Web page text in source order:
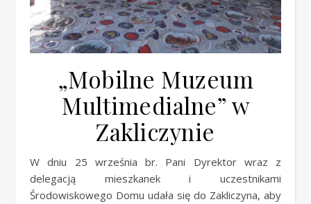
„Mobilne Muzeum
Multimedialne” w
Zakliczynie
W dniu 25 września br. Pani Dyrektor wraz z
delegacją mieszkanek i uczestnikami
Środowiskowego Domu udała się do Zakliczyna, aby